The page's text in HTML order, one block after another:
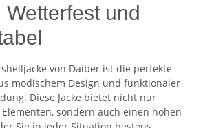
Wetterfest und
von Daiber ist die perfekte
modischem Design und funktionaler
Diese Jacke bietet nicht nur
sondern auch einen hohen